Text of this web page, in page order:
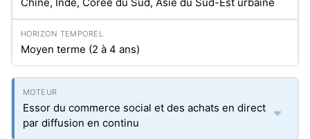
Moyen terme (2 à 4 ans)
Essor du commerce social et des achats en direct
par diffusion en continu